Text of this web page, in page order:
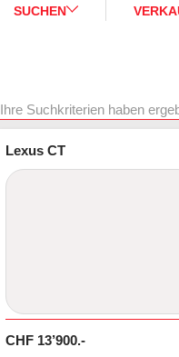
SUCHEN
Ihre Suchkriterien haben
Lexus CT
CHF 13’900.-